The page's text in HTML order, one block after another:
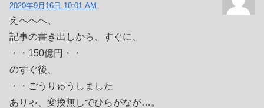
2020年9月16日 10:01 AM
えへへへ、
記事の書き出しから、すぐに、
・・150億円・・
のすぐ後、
・・ごうりゅうしました
ありゃ、変換無しでひらがなが…。